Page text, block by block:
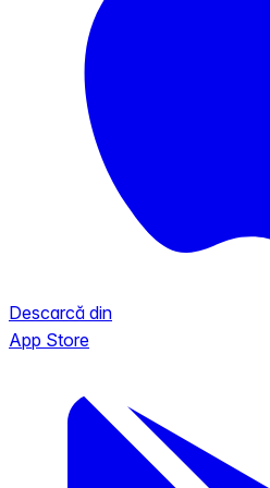
Descarcă din
App Store